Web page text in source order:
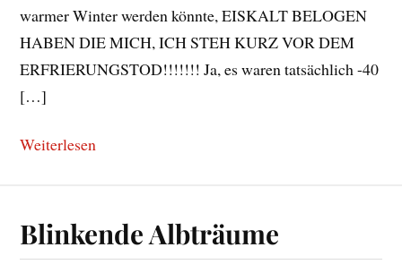
warmer Winter werden könnte, EISKALT BELOGEN
HABEN DIE MICH, ICH STEH KURZ VOR DEM
ERFRIERUNGSTOD!!!!!!! Ja, es waren tatsächlich -40
[…]
Weiterlesen
Blinkende Albträume